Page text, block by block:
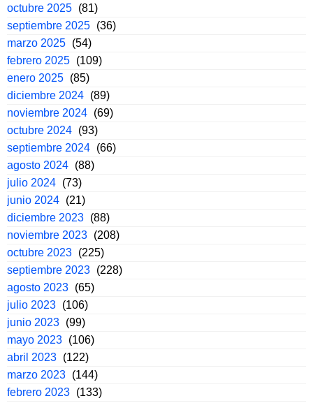
octubre 2025 (81)
septiembre 2025 (36)
marzo 2025 (54)
febrero 2025 (109)
enero 2025 (85)
diciembre 2024 (89)
noviembre 2024 (69)
octubre 2024 (93)
septiembre 2024 (66)
agosto 2024 (88)
julio 2024 (73)
junio 2024 (21)
diciembre 2023 (88)
noviembre 2023 (208)
octubre 2023 (225)
septiembre 2023 (228)
agosto 2023 (65)
julio 2023 (106)
junio 2023 (99)
mayo 2023 (106)
abril 2023 (122)
marzo 2023 (144)
febrero 2023 (133)